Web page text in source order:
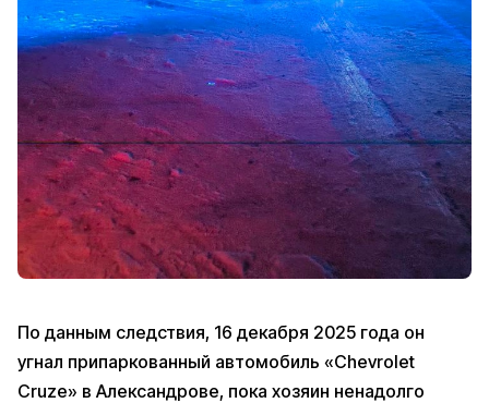
По данным следствия, 16 декабря 2025 года он
угнал припаркованный автомобиль «Chevrolet
Cruze» в Александрове, пока хозяин ненадолго